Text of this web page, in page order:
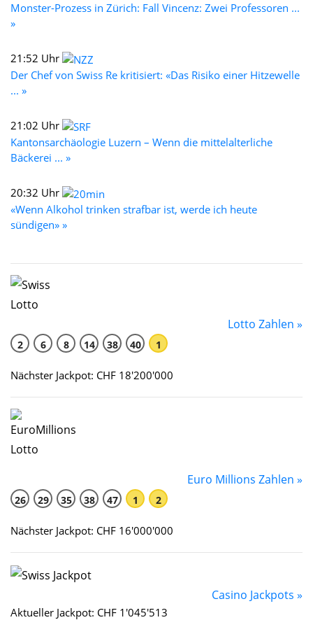
Monster-Prozess in Zürich: Fall Vincenz: Zwei Professoren ...
»
21:52 Uhr
Der Chef von Swiss Re kritisiert: «Das Risiko einer Hitzewelle
... »
21:02 Uhr
Kantonsarchäologie Luzern – Wenn die mittelalterliche
Bäckerei ... »
20:32 Uhr
«Wenn Alkohol trinken strafbar ist, werde ich heute
sündigen» »
Lotto Zahlen »
2 6 8 14 38 40 1
Nächster Jackpot: CHF 18'200'000
Euro Millions Zahlen »
26 29 35 38 47 1 2
Nächster Jackpot: CHF 16'000'000
Casino Jackpots »
Aktueller Jackpot: CHF 1'045'513